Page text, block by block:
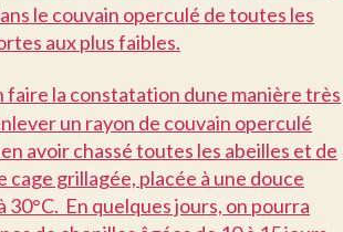
le couvain operculé de toutes les
aux plus faibles.
faire la constatation dune manière très
un rayon de couvain operculé
en avoir chassé toutes les abeilles et de
cage grillagée, placée à une douce
30°C. En quelques jours, on pourra